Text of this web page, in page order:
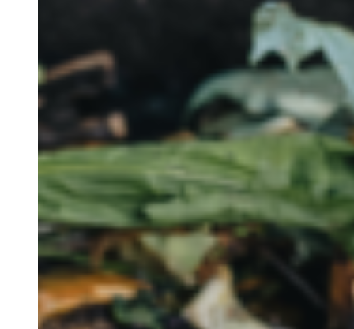
Blog
Grupos
Retiros
Visitas de Estudo
Experiências e Eventos
Events